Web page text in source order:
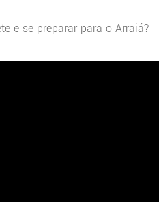
e se preparar para o Arraiá?